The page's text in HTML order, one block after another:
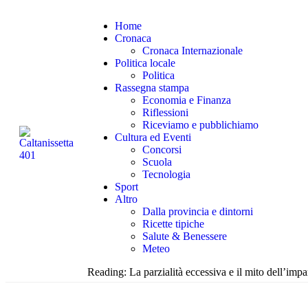
Home
Cronaca
Cronaca Internazionale
Politica locale
Politica
Rassegna stampa
Economia e Finanza
Riflessioni
Riceviamo e pubblichiamo
Cultura ed Eventi
Concorsi
Scuola
Tecnologia
Sport
Altro
Dalla provincia e dintorni
Ricette tipiche
Salute & Benessere
Meteo
Reading: La parzialità eccessiva e il mito